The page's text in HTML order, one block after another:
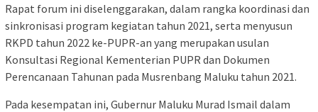
Rapat forum ini diselenggarakan, dalam rangka koordinasi dan
sinkronisasi program kegiatan tahun 2021, serta menyusun
RKPD tahun 2022 ke-PUPR-an yang merupakan usulan
Konsultasi Regional Kementerian PUPR dan Dokumen
Perencanaan Tahunan pada Musrenbang Maluku tahun 2021.
Pada kesempatan ini, Gubernur Maluku Murad Ismail dalam